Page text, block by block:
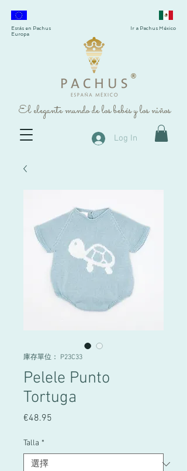
®
El elegante mundo de los bebés y los niños
Estás en Pachus
Europa
Ir a Pachus México
Log In
庫存單位： P23C33
Pelele Punto
Tortuga
€48.95
Talla *